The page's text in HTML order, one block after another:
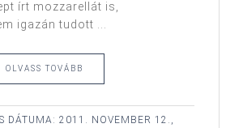
írt mozzarellát is,
igazán tudott ...
OLVASS TOVÁBB
DÁTUMA: 2011. NOVEMBER 12.,